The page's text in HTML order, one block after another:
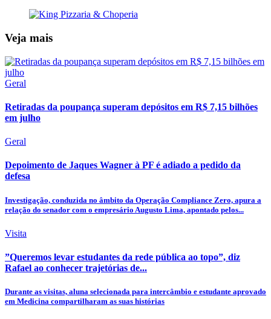
Veja mais
Geral
Retiradas da poupança superam depósitos em R$ 7,15 bilhões
em julho
Geral
Depoimento de Jaques Wagner à PF é adiado a pedido da
defesa
Investigação, conduzida no âmbito da Operação Compliance Zero, apura a
relação do senador com o empresário Augusto Lima, apontado pelos...
Visita
”Queremos levar estudantes da rede pública ao topo”, diz
Rafael ao conhecer trajetórias de...
Durante as visitas, aluna selecionada para intercâmbio e estudante aprovado
em Medicina compartilharam as suas histórias